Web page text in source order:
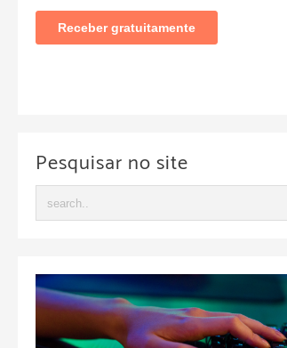
Pesquisar no site